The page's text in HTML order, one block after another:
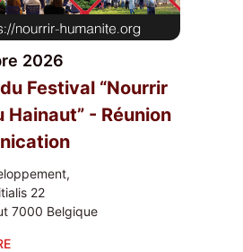
2026
Fes­ti­val “Nour­rir
- Réunion
22
7000 Bel­gique